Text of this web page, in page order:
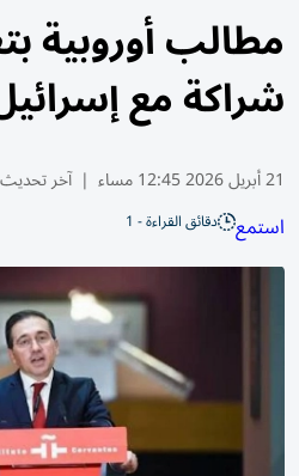
مطالب أوروبية
شراكة مع
21 أبريل 2026 12:45 مساء | آخر
استمع دقائق القراءة - 1